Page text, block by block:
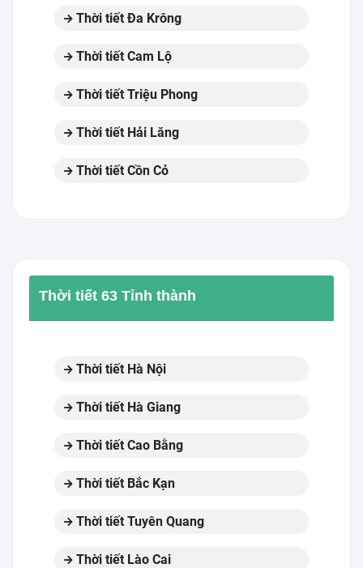
Thời tiết Đa Krông
Thời tiết Cam Lộ
Thời tiết Triệu Phong
Thời tiết Hải Lăng
Thời tiết Cồn Cỏ
Thời tiết 63 Tỉnh thành
Thời tiết Hà Nội
Thời tiết Hà Giang
Thời tiết Cao Bằng
Thời tiết Bắc Kạn
Thời tiết Tuyên Quang
Thời tiết Lào Cai